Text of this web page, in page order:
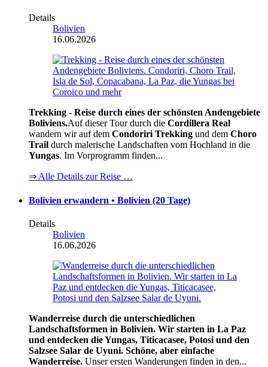
Details
Bolivien
16.06.2026
Trekking - Reise durch eines der schönsten Andengebiete
Boliviens.Auf dieser Tour durch die Cordillera Real
wandern wir auf dem Condoriri Trekking und dem Choro
Trail durch malerische Landschaften vom Hochland in die
Yungas. Im Vorprogramm finden...
⇒ Alle Details zur Reise …
Bolivien erwandern • Bolivien (20 Tage)
Details
Bolivien
16.06.2026
Wanderreise durch die unterschiedlichen
Landschaftsformen in Bolivien. Wir starten in La Paz
und entdecken die Yungas, Titicacasee, Potosi und den
Salzsee Salar de Uyuni. Schöne, aber einfache
Wanderreise. Unser ersten Wanderungen finden in den...